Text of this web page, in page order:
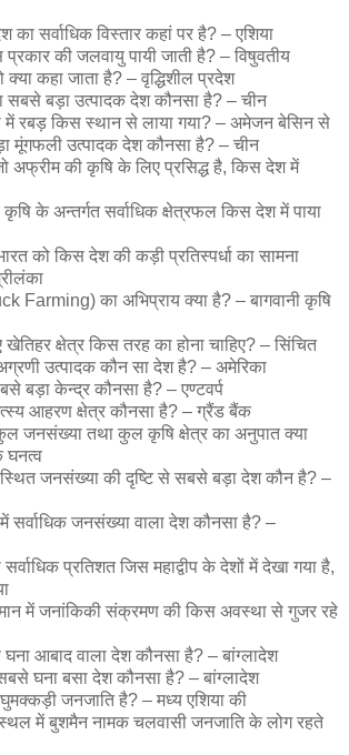
का सर्वाधिक विस्तार कहां पर है? – एशिया
की जलवायु पायी जाती है? – विषुवतीय
कहा जाता है? – वृद्धिशील प्रदेश
सबसे बड़ा उत्पादक देश कौनसा है? – चीन
में रबड़ किस स्थान से लाया गया? – अमेजन बेसिन से
मूंगफली उत्पादक देश कौनसा है? – चीन
अफ्रीम की कृषि के लिए प्रसिद्ध है, किस देश में
के अन्तर्गत सर्वाधिक क्षेत्रफल किस देश में पाया
को किस देश की कड़ी प्रतिस्पर्धा का सामना
Farming) का अभिप्राय क्या है? – बागवानी कृषि
क्षेत्र किस तरह का होना चाहिए? – सिंचित
उत्पादक कौन सा देश है? – अमेरिका
बड़ा केन्द्र कौनसा है? – एण्टवर्प
आहरण क्षेत्र कौनसा है? – ग्रैंड बैंक
जनसंख्या तथा कुल कृषि क्षेत्र का अनुपात क्या
घनत्व
में स्थित जनसंख्या की दृष्टि से सबसे बड़ा देश कौन है? –
में सर्वाधिक जनसंख्या वाला देश कौनसा है? –
प्रतिशत जिस महाद्वीप के देशों में देखा गया है,
में जनांकिकी संक्रमण की किस अवस्था से गुजर रहे
आबाद वाला देश कौनसा है? – बांग्लादेश
घना बसा देश कौनसा है? – बांग्लादेश
जनजाति है? – मध्य एशिया की
में बुशमैन नामक चलवासी जनजाति के लोग रहते